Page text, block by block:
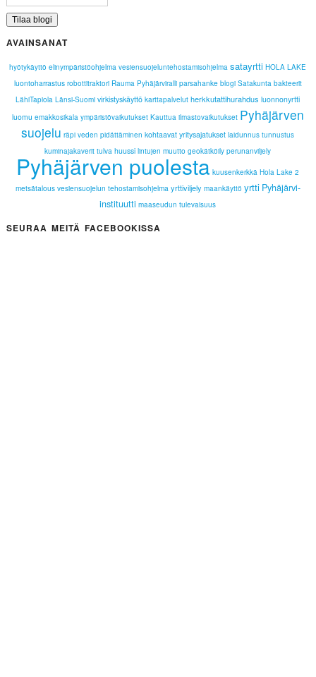
AVAINSANAT
hyötykäyttö elinympäristöohjelma vesiensuojeluntehostamisohjelma satayrtti HOLA LAKE
luontoharrastus robottitraktori Rauma Pyhäjärviralli parsahanke blogi Satakunta bakteerit
LähiTapiola Länsi-Suomi virkistyskäyttö karttapalvelut herkkutattihurahdus luonnonyrtti
luomu emakkosikala ympäristövaikutukset Kauttua ilmastovaikutukset Pyhäjärven
suojelu räpi veden pidättäminen kohtaavat yritysajatukset laidunnus tunnustus
kuminajakaverit tulva huussi lintujen muutto geokätköily perunanviljely
Pyhäjärven puolesta kuusenkerkkä Hola Lake 2
metsätalous vesiensuojelun tehostamisohjelma yrttiviljely maankäyttö yrtti Pyhäjärvi-
instituutti maaseudun tulevaisuus
SEURAA MEITÄ FACEBOOKISSA